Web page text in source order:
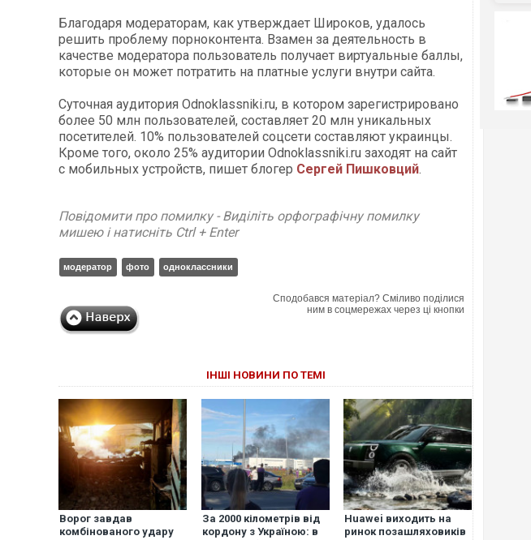
Благодаря модераторам, как утверждает Широков, удалось
решить проблему порноконтента. Взамен за деятельность в
качестве модератора пользователь получает виртуальные баллы,
которые он может потратить на платные услуги внутри сайта.
Суточная аудитория Odnoklassniki.ru, в котором зарегистрировано
более 50 млн пользователей, составляет 20 млн уникальных
посетителей. 10% пользователей соцсети составляют украинцы.
Кроме того, около 25% аудитории Odnoklassniki.ru заходят на сайт
с мобильных устройств, пишет блогер Сергей Пишковций.
Повідомити про помилку - Виділіть орфографічну помилку
мишею і натисніть Ctrl + Enter
модератор фото одноклассники
Сподобався матеріал? Сміливо поділися
ним в соцмережах через ці кнопки
ІНШІ НОВИНИ ПО ТЕМІ
Ворог завдав
комбінованого удару
За 2000 кілометрів від
кордону з Україною: в
Huawei виходить на
ринок позашляховиків